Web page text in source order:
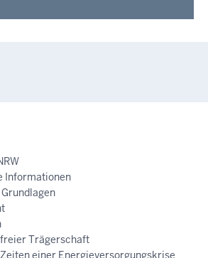
Informationen
Trägerschaft
einer Energieversorgungskrise